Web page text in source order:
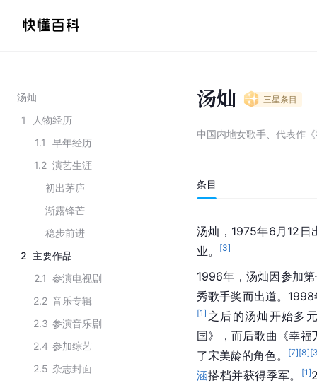
汤灿
1
人物经历
1.1
早年经历
1.2 演艺生涯
初出茅庐
渐露锋芒
稳步前进
2 主要作品
2.1 参演电视剧
2.2 音乐专辑
2.3 参演音乐剧
2.4 参加综艺
2.5 杂志封面
汤灿 三星条目
中国内地女歌手、代表作
条目
汤灿，1975年6月12日
业。
[3]
1996年，汤灿因参加
秀歌手奖而出道。
[1] 之后的汤灿开始多
国》，而后歌曲《幸福
了宋美龄的角色。
[7][8][
涵搭档并获得季军。 [1]